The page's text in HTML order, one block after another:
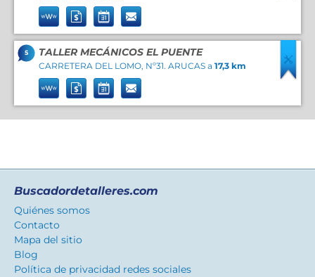
5 TALLER MECÁNICOS EL PUENTE
CARRETERA DEL LOMO, Nº31. ARUCAS a 17,3 km
Buscadordetalleres.com
Quiénes somos
Contacto
Mapa del sitio
Blog
Política de privacidad redes sociales